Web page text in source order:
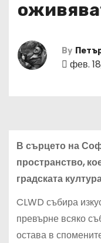
By
фев.
В сърцето на
пространство,
градската
CLWD събира
превърне всяко
остава в